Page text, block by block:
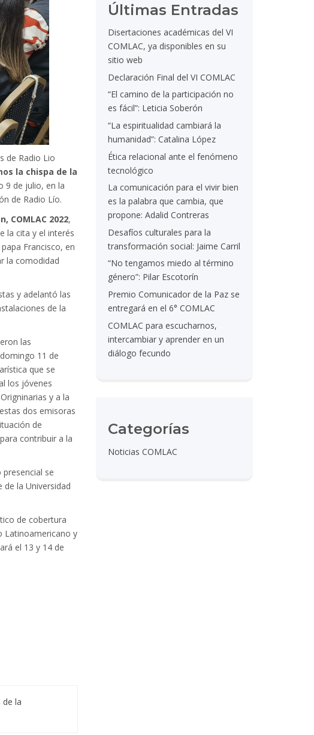
de Radio Lio
la chispa de la
9 de julio, en la
de Radio Lío.
COMLAC 2022,
la cita y el interés
Francisco, en
la comodidad
y adelantó las
de la
las
11 de
que se
los jóvenes
y a la
dos emisoras
de
contribuir a la
se
de la Universidad
de cobertura
Latinoamericano y
el 13 y 14 de
la
Últimas Entradas
Disertaciones académicas del VI
COMLAC, ya disponibles en su
sitio web
Declaración Final del VI COMLAC
“El camino de la participación no
es fácil”: Leticia Soberón
“La espiritualidad cambiará la
humanidad”: Catalina López
Ética relacional ante el fenómeno
tecnológico
La comunicación para el vivir bien
es la palabra que cambia, que
propone: Adalid Contreras
Desafíos culturales para la
transformación social: Jaime Carril
“No tengamos miedo al término
género”: Pilar Escotorín
Premio Comunicador de la Paz se
entregará en el 6° COMLAC
COMLAC para escucharnos,
intercambiar y aprender en un
diálogo fecundo
Categorías
Noticias COMLAC